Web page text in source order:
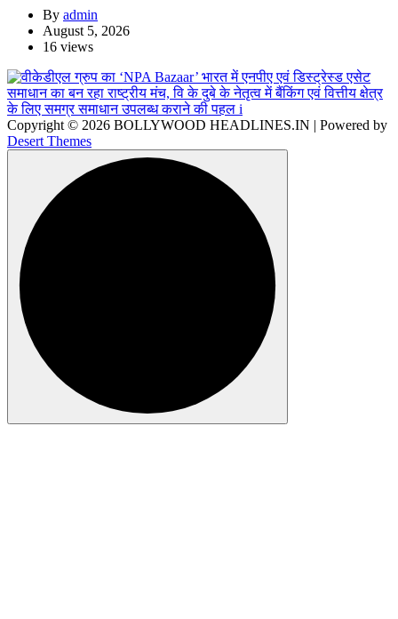
By admin
August 5, 2026
16 views
Copyright © 2026 BOLLYWOOD HEADLINES.IN | Powered by
Desert Themes